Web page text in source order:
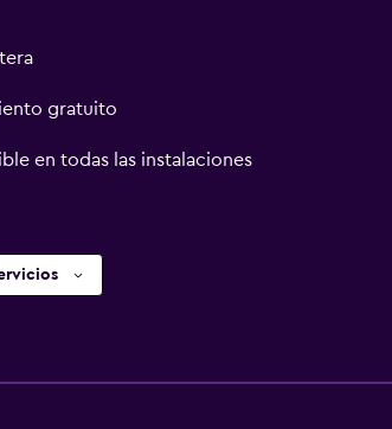
gratuito
en todas las instalaciones